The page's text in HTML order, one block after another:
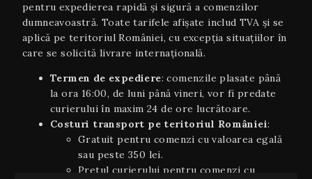
pentru expedierea rapidă și sigură a comenzilor
dumneavoastră. Toate tarifele afișate includ TVA și se
aplică pe teritoriul României, cu excepția situaţiilor în
care se solicită livrare internaţională.
Termen de expediere: comenzile plasate până
la ora 16:00, de luni până vineri, vor fi predate
curierului în maxim 24 de ore lucrătoare.
Costuri transport pe teritoriul României:
Gratuit pentru comenzi cu valoarea egală
sau peste 350 lei.
Pretul curierului pentru comenzi cu